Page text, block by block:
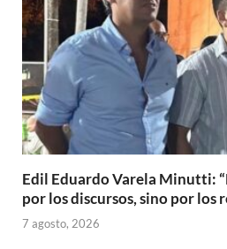
Edil Eduardo Varela Minutti:
por los discursos, sino por los
7 agosto, 2026